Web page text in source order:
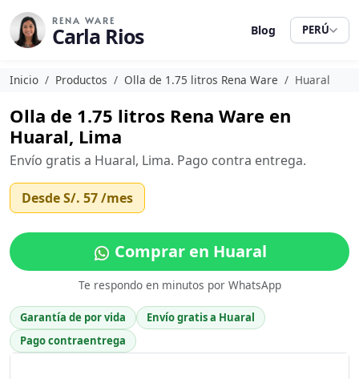
RENA WARE
Carla Rios Blog PERÚ
Inicio Productos Olla de 1.75 litros Rena Ware Huaral
Olla de 1.75 litros Rena Ware en
Huaral, Lima
Envío gratis a Huaral, Lima. Pago contra entrega.
DesdeS/. 57/mes
Comprar en Huaral
Te respondo en minutos por WhatsApp
Garantía de por vida
Envío gratis a Huaral
Pago contraentrega